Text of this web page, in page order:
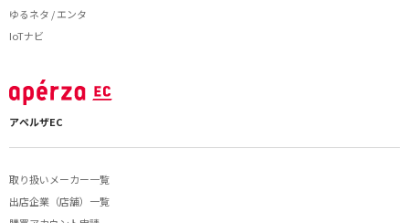
ゆるネタ / エンタ
IoTナビ
アペルザEC
取り扱いメーカー一覧
出店企業（店舗）一覧